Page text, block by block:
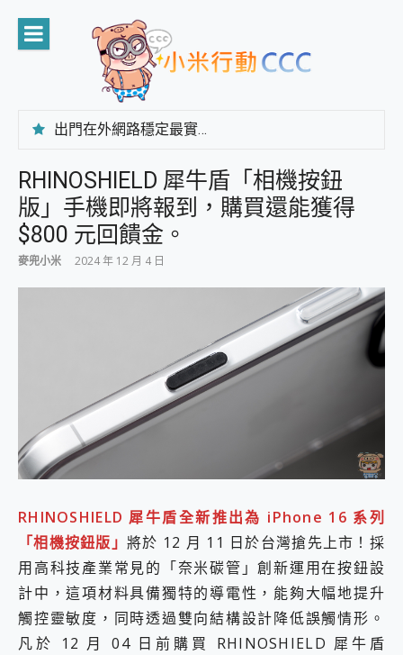
content
出門在外網路穩定最實在 「台灣大哥大」榮獲 4G/5G 在線率全球 NO.3 全台第一與全台六冠王實測心得，走到哪順到哪！
CP 值天花板~ Bongcom BS5 足球君開箱~ 短焦投影機 3千元就能擁有！ 折扣碼在這～
專為 PC上的 XBOX和掌機設計的 FireCuda X1070 SSD 固態硬碟開箱 評測
AI 支付 一錶搞定大小事 Xiaomi Watch 5 開箱 評測
好用的 EaseUS Partition Master 讓您輕鬆的移除與格式化有防寫保護的隨身碟或SD卡
一鍵修復模糊影片、舊照的 AI 好幫手! VideoProc Converter AI 新版全解析 × 年末優惠，一篇全看懂
小朋友才做選擇 投影機 RGB藍牙音響 氛圍情境燈 我通通都要！ Starfish 2 幻彩膠囊投影機｜結合「 智慧投影 & 煥彩流動 」的沈浸式生活新體驗
會走動的冷暖氣 SONY REON POCKET PRO 穿戴式智慧冷暖調溫裝置 開箱 評測
寶可夢飛人外掛iToolab AnyGo全新升級，GO Fest 五折優惠嗨翻天！支援 iOS/Android！
百倍變焦實測~ vivo X200 Pro 與 S25 Ultra 誰能滿足全場景拍攝需求？
超好用的 PLAUD NotePin AI 智慧錄音膠囊~ 您的AI 秘書已上線 每月免費送你 300分鐘轉寫
COMPUTEX 2025 來囉！AGI亞奇雷 AI・Gaming・創作儲存方案登場，趕快來AGI亞奇雷挑戰任務抽 PS5！
自帶線的 有線無線都能充 ONPRO MagReact M5 10000mAh 5合1 磁吸無線急速行動電源 開箱 評測
飛利浦 JS7310 ⚡【電急便｜行動儲能救車電源】 可靠的旅行夥伴！帶給您優異的安全性與強大供電效能
是螢幕也是電視! 一機超多用途「MSI微星 Modern MD272UPSW 27型」 4K IPS 輕薄商用智慧聯網螢幕 開箱 評測
RHINOSHIELD 犀牛盾「相機按鈕
版」手機即將報到，購買還能獲得
$800 元回饋金。
麥兜小米 2024 年 12 月 4 日
RHINOSHIELD 犀牛盾全新推出為 iPhone 16 系列
「相機按鈕版」將於 12 月 11 日於台灣搶先上市！採
用高科技產業常見的「奈米碳管」創新運用在按鈕設
計中，這項材料具備獨特的導電性，能夠大幅地提升
觸控靈敏度，同時透過雙向結構設計降低誤觸情形。
凡於 12 月 04 日前購買 RHINOSHIELD 犀牛盾